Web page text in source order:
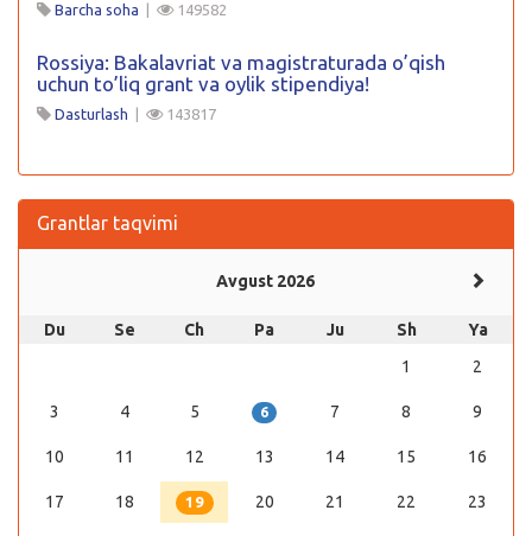
Barcha soha | 149582
Rossiya: Bakalavriat va magistraturada o’qish
uchun to’liq grant va oylik stipendiya!
Dasturlash | 143817
Grantlar taqvimi
Avgust 2026
Du Se Ch Pa Ju Sh
Ya
1
2
3 4 5 6 7 8 9
10 11 12 13 14 15 16
17 18 19 20 21 22 23